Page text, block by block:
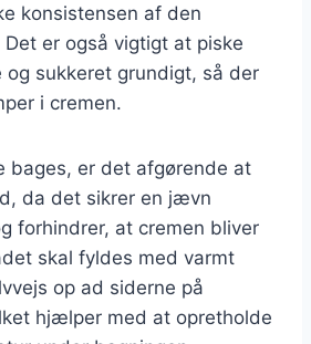
konsistensen af den
er også vigtigt at piske
sukkeret grundigt, så der
i cremen.
bages, er det afgørende at
da det sikrer en jævn
forhindrer, at cremen bliver
skal fyldes med varmt
op ad siderne på
hjælper med at opretholde